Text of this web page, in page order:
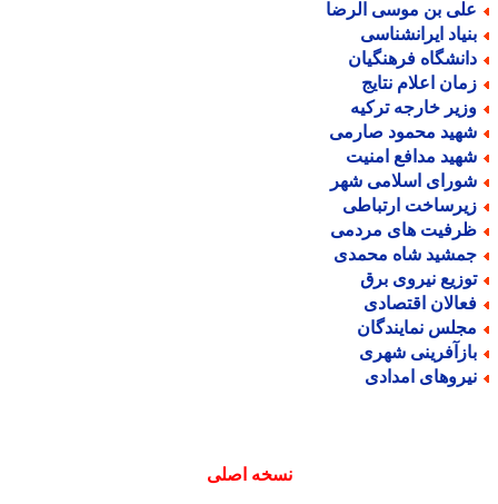
بن موسی الرضا
ایرانشناسی
فرهنگیان
اعلام نتایج
خارجه ترکیه
محمود صارمی
مدافع امنیت
اسلامی شهر
ارتباطی
های مردمی
شاه محمدی
نیروی برق
اقتصادی
نمایندگان
شهری
امدادی
نسخه اصلی